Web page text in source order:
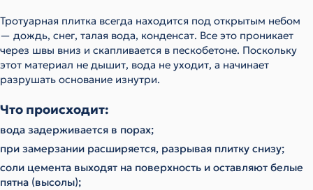
Тротуарная плитка всегда находится под открытым небом
— дождь, снег, талая вода, конденсат. Все это проникает
через швы вниз и скапливается в пескобетоне. Поскольку
этот материал не дышит, вода не уходит, а начинает
разрушать основание изнутри.
Что происходит:
вода задерживается в порах;
при замерзании расширяется, разрывая плитку снизу;
соли цемента выходят на поверхность и оставляют белые
пятна (высолы);